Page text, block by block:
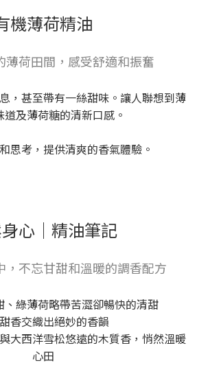
機薄荷精油
薄荷田間，感受舒適和振奮
，甚至帶有一絲甜味。讓人聯想到薄
道及薄荷糖的清新口感。
思考，提供清爽的香氣體驗。
心｜精油筆記
，不忘甘甜和溫暖的調香配方
、綠薄荷略帶苦澀卻暢快的清甜
香交織出絕妙的香韻
大西洋雪松悠遠的木質香，悄然溫暖
心田